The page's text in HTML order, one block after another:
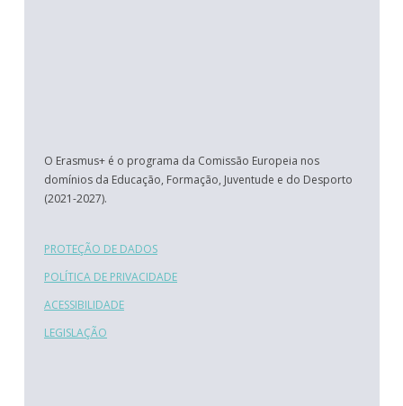
O Erasmus+ é o programa da Comissão Europeia nos
domínios da Educação, Formação, Juventude e do Desporto
(2021-2027).
PROTEÇÃO DE DADOS
POLÍTICA DE PRIVACIDADE
ACESSIBILIDADE
LEGISLAÇÃO